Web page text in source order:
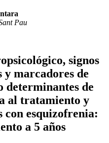
Pau
signos
y marcadores de
determinantes de
al tratamiento y
con esquizofrenia:
a 5 años